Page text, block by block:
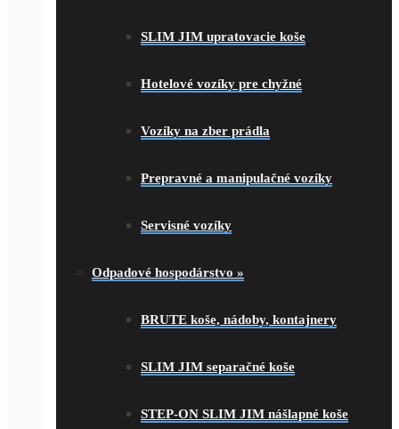
SLIM JIM upratovacie koše
Hotelové vozíky pre chyžné
Vozíky na zber prádla
Prepravné a manipulačné vozíky
Servisné vozíky
Odpadové hospodárstvo »
BRUTE koše, nádoby, kontajnery
SLIM JIM separačné koše
STEP-ON SLIM JIM nášlapné koše